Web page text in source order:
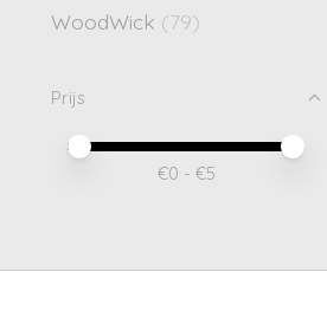
WoodWick (79)
Prijs
Minimale prijswaarde
Price maximum value
€0 - €5